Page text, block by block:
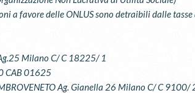
a favore delle ONLUS sono detraibili dalle
Milano C/ C 18225/ 1
CAB 01625
Ag. Gianella 26 Milano C/ C 9100/